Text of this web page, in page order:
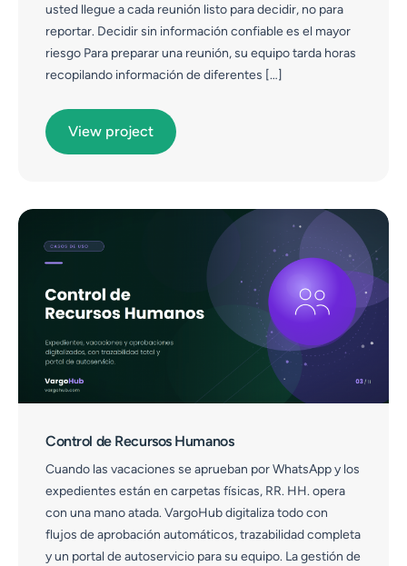
usted llegue a cada reunión listo para decidir, no para
reportar. Decidir sin información confiable es el mayor
riesgo Para preparar una reunión, su equipo tarda horas
recopilando información de diferentes […]
View project
Control de Recursos Humanos
Cuando las vacaciones se aprueban por WhatsApp y los
expedientes están en carpetas físicas, RR. HH. opera
con una mano atada. VargoHub digitaliza todo con
flujos de aprobación automáticos, trazabilidad completa
y un portal de autoservicio para su equipo. La gestión de